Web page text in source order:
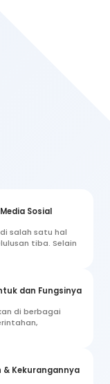
Sosial
salah satu hal
tiba. Selain
dan Fungsinya
di berbagai
& Kekurangannya